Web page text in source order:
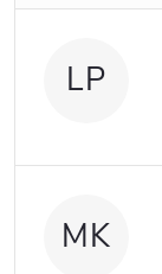
LP
MK